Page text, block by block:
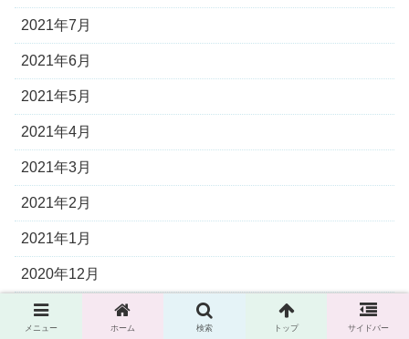
2021年7月
2021年6月
2021年5月
2021年4月
2021年3月
2021年2月
2021年1月
2020年12月
2020年11月
メニュー ホーム 検索 トップ サイドバー